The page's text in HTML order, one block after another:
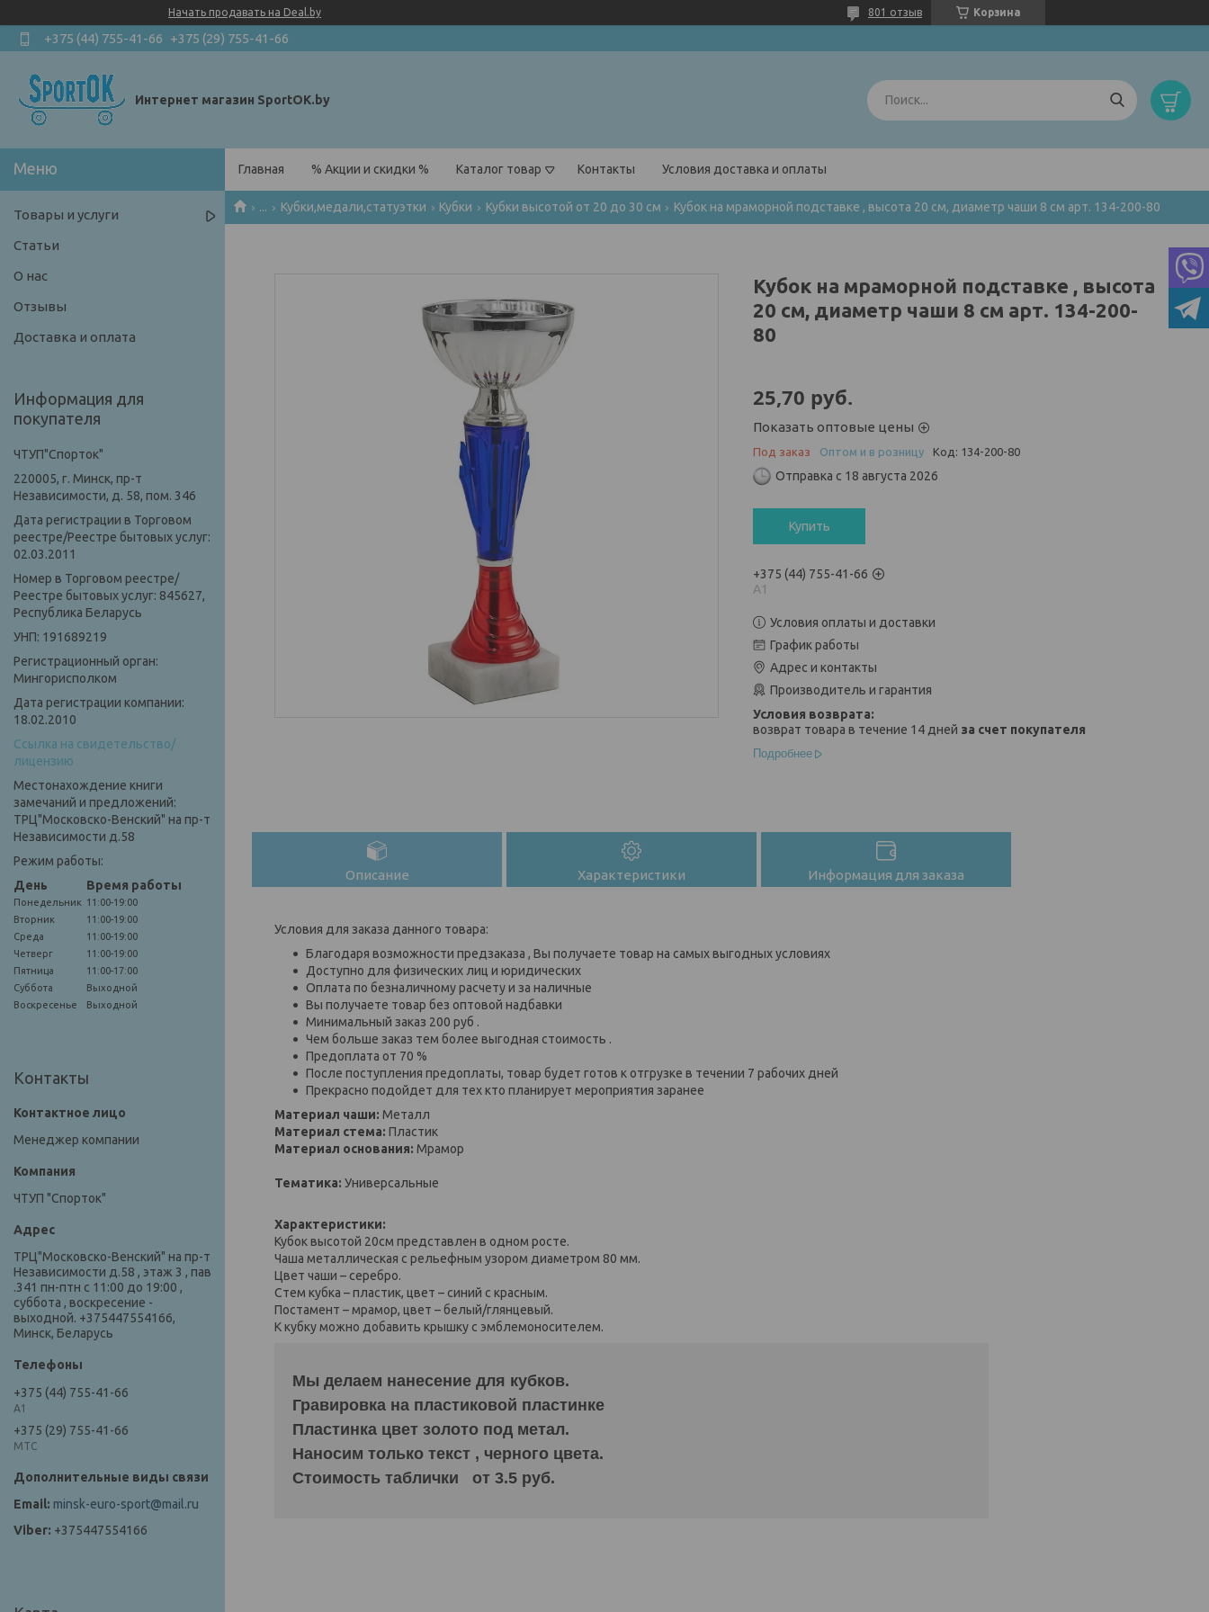
Начать продавать на Deal.by Корзина
801 отзыв
+375 (44) 755-41-66 +375 (29) 755-41-66
Интернет магазин SportOK.by
Главная % Акции и скидки % Каталог товар Контакты Условия доставка и оплаты
... Кубки,медали,статуэтки Кубки Кубки высотой от 20 до 30 см Кубок на мраморной подставке , высота 20 см, диаметр чаши 8 см арт. 134-200-80
Кубок на мраморной подставке , высота
20 см, диаметр чаши 8 см арт. 134-200-
80
25,70 руб.
Показать оптовые цены
Под заказ Оптом и в розницу Код: 134-200-80
Отправка с 18 августа 2026
Купить
+375 (44) 755-41-66
А1
Условия оплаты и доставки
График работы
Адрес и контакты
Производитель и гарантия
возврат товара в течение 14 дней за счет покупателя
Подробнее
Описание Характеристики Информация для заказа
Условия для заказа данного товара:
Благодаря возможности предзаказа , Вы получаете товар на самых выгодных условиях
Доступно для физических лиц и юридических
Оплата по безналичному расчету и за наличные
Вы получаете товар без оптовой надбавки
Минимальный заказ 200 руб .
Чем больше заказ тем более выгодная стоимость .
Предоплата от 70 %
После поступления предоплаты, товар будет готов к отгрузке в течении 7 рабочих дней
Прекрасно подойдет для тех кто планирует мероприятия заранее
Материал чаши: Металл
Материал стема: Пластик
Материал основания: Мрамор
Тематика: Универсальные
Характеристики:
Кубок высотой 20см представлен в одном росте.
Чаша металлическая с рельефным узором диаметром 80 мм.
Цвет чаши – серебро.
Стем кубка – пластик, цвет – синий с красным.
Постамент – мрамор, цвет – белый/глянцевый.
К кубку можно добавить крышку с эмблемоносителем.
Мы делаем нанесение для кубков.
Гравировка на пластиковой пластинке
Пластинка цвет золото под метал.
Наносим только текст , черного цвета.
Стоимость таблички от 3.5 руб.
Товары и услуги
Статьи
О нас
Отзывы
Доставка и оплата
Информация для
покупателя
ЧТУП"Спорток"
220005, г. Минск, пр-т
Независимости, д. 58, пом. 346
Дата регистрации в Торговом
реестре/Реестре бытовых услуг:
02.03.2011
Номер в Торговом реестре/
Реестре бытовых услуг: 845627,
Республика Беларусь
УНП: 191689219
Регистрационный орган:
Мингорисполком
Дата регистрации компании:
18.02.2010
Ссылка на свидетельство/
лицензию
Местонахождение книги
замечаний и предложений:
ТРЦ"Московско-Венский" на пр-т
Независимости д.58
Режим работы:
День
Время работы
Понедельник 11:00-19:00
Вторник
11:00-19:00
Среда
11:00-19:00
Четверг
11:00-19:00
Пятница
11:00-17:00
Суббота
Выходной
Воскресенье
Выходной
Контакты
Менеджер компании
ЧТУП "Спорток"
ТРЦ"Московско-Венский" на пр-т
Независимости д.58 , этаж 3 , пав
.341 пн-птн с 11:00 до 19:00 ,
суббота , воскресение -
выходной. +375447554166,
Минск, Беларусь
+375 (44) 755-41-66
А1
+375 (29) 755-41-66
МТС
minsk-euro-sport@mail.ru
+375447554166